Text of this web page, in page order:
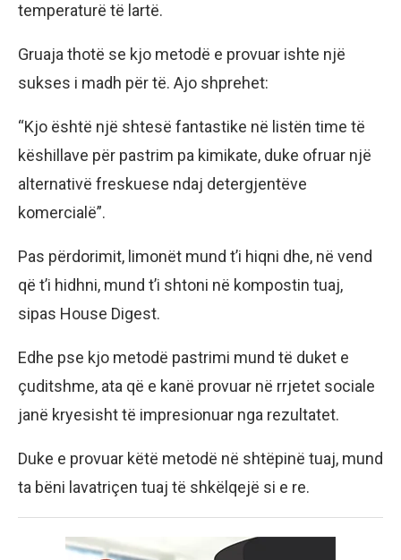
temperaturë të lartë.
Gruaja thotë se kjo metodë e provuar ishte një
sukses i madh për të. Ajo shprehet:
“Kjo është një shtesë fantastike në listën time të
këshillave për pastrim pa kimikate, duke ofruar një
alternativë freskuese ndaj detergjentëve
komercialë”.
Pas përdorimit, limonët mund t’i hiqni dhe, në vend
që t’i hidhni, mund t’i shtoni në kompostin tuaj,
sipas House Digest.
Edhe pse kjo metodë pastrimi mund të duket e
çuditshme, ata që e kanë provuar në rrjetet sociale
janë kryesisht të impresionuar nga rezultatet.
Duke e provuar këtë metodë në shtëpinë tuaj, mund
ta bëni lavatriçen tuaj të shkëlqejë si e re.